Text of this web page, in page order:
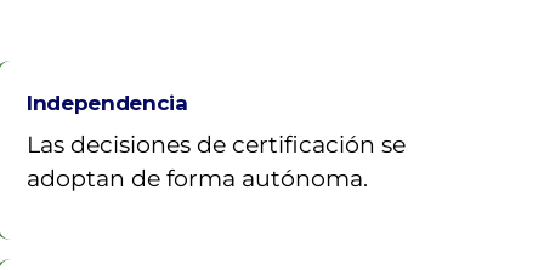
Independencia
Las decisiones de certificación se
adoptan de forma autónoma.